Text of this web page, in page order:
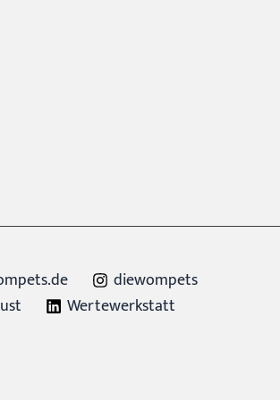
diewompets
Wertewerkstatt